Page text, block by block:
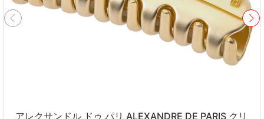
アレクサンドル ドゥ パリ ALEXANDRE DE PARIS クリ